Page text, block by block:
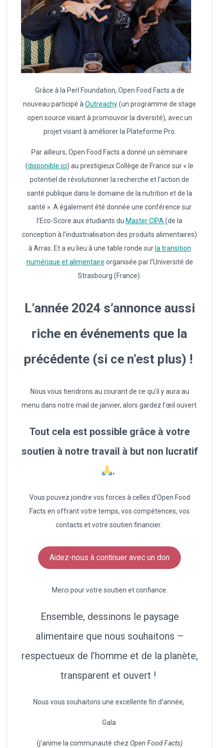
Grâce à la Perl Foundation, Open Food Facts a de
nouveau participé à Outreachy(un programme de stage
open source visant à promouvoir la diversité), avec un
projet visant à améliorer la Plateforme Pro.
Par ailleurs, Open Food Facts a donné un séminaire
(disponible ici) au prestigieux Collège de France sur « le
potentiel de révolutionner la recherche et l’action de
santé publique dans le domaine de la nutrition et de la
santé ». A également été donnée une conférence sur
l’Eco-Score aux étudiants du Master CIPA (de la
conception à l’industrialisation des produits alimentaires)
à Arras. Et a eu lieu à une table ronde sur la transition
numérique et alimentaire organisée par l’Université de
Strasbourg (France).
L’année 2024 s’annonce aussi
riche en événements que la
précédente (si ce n’est plus) !
Nous vous tiendrons au courant de ce qu’il y aura au
menu dans notre mail de janvier, alors gardez l’œil ouvert.
Tout cela est possible grâce à votre
soutien à notre travail à but non lucratif
.
Vous pouvez joindre vos forces à celles d’Open Food
Facts en offrant votre temps, vos compétences, vos
contacts et votre soutien financier.
Aidez-nous à continuer avec un don
Merci pour votre soutien et confiance.
Ensemble, dessinons le paysage
alimentaire que nous souhaitons –
respectueux de l’homme et de la planète,
transparent et ouvert !
Nous vous souhaitons une excellente fin d’année,
Gala
(j’anime la communauté chez Open Food Facts)